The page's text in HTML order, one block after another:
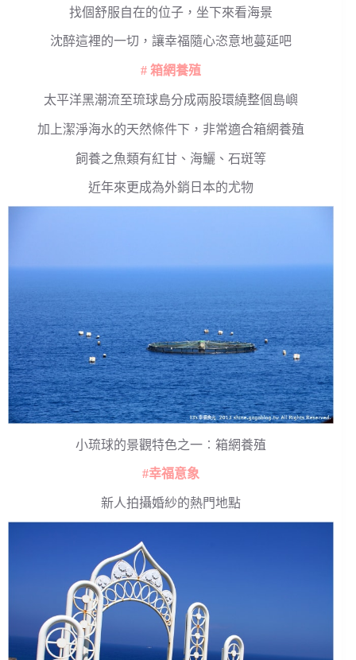
找個舒服自在的位子，坐下來看海景
沈醉這裡的一切，讓幸福隨心恣意地蔓延吧
# 箱網養殖
太平洋黑潮流至琉球島分成兩股環繞整個島嶼
加上潔淨海水的天然條件下，非常適合箱網養殖
飼養之魚類有紅甘、海鱺、石斑等
近年來更成為外銷日本的尤物
小琉球的景觀特色之一︰箱網養殖
#幸福意象
新人拍攝婚紗的熱門地點